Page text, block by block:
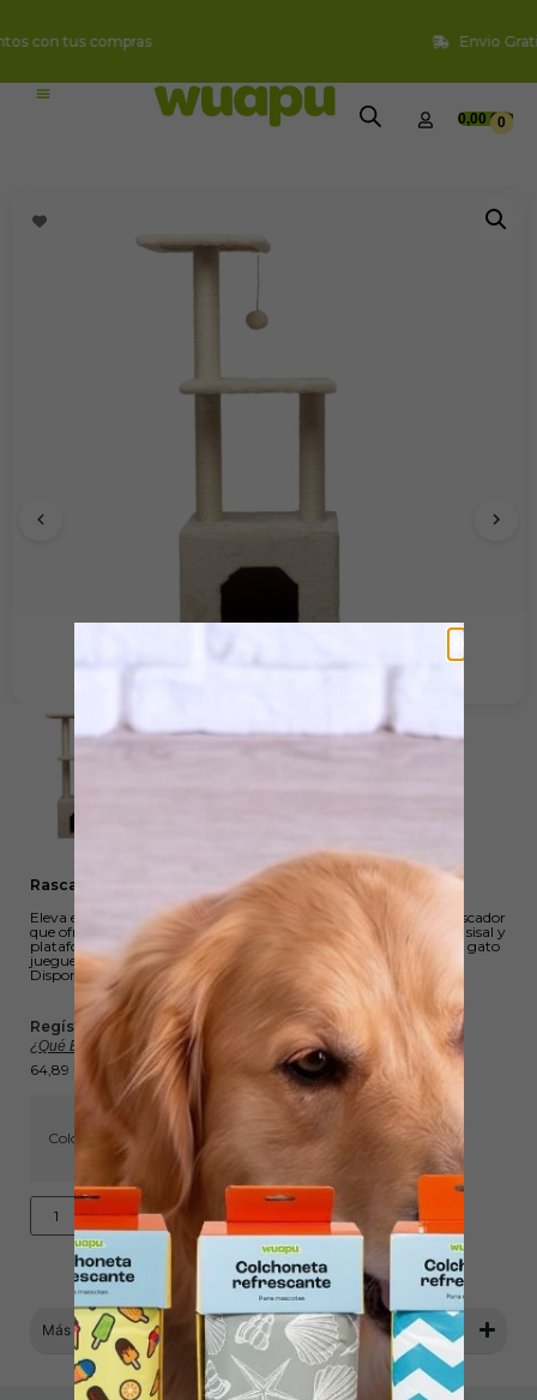
0,00 €0
Rascador Three
Eleva el espacio de tu gato con el Trepador Three, un mueble rascador
que ofrece diversión y descanso. Con escondite cúbico, postes de sisal y
plataformas a 100cm de altura, es el lugar perfecto para que tu gato
juegue, explore y descanse. Dimensiones: 37,5×37,5×100 cm.
Disponible en negro y beige.
Regístrate, comparte y gana Wuapu Points :
¿Qué Es Esto?
64,89
Color
Añadir al carrito
Más información